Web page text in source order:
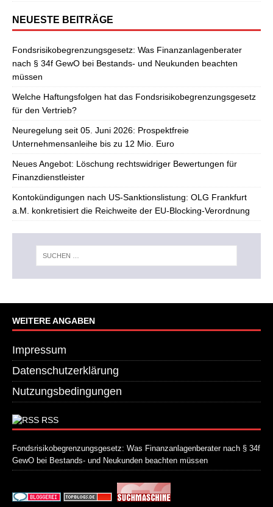
NEUESTE BEITRÄGE
Fondsrisikobegrenzungsgesetz: Was Finanzanlagenberater
nach § 34f GewO bei Bestands- und Neukunden beachten
müssen
Welche Haftungsfolgen hat das Fondsrisikobegrenzungsgesetz
für den Vertrieb?
Neuregelung seit 05. Juni 2026: Prospektfreie
Unternehmensanleihe bis zu 12 Mio. Euro
Neues Angebot: Löschung rechtswidriger Bewertungen für
Finanzdienstleister
Kontokündigungen nach US-Sanktionslistung: OLG Frankfurt
a.M. konkretisiert die Reichweite der EU-Blocking-Verordnung
WEITERE ANGABEN
Impressum
Datenschutzerklärung
Nutzungsbedingungen
RSS
Fondsrisikobegrenzungsgesetz: Was Finanzanlagenberater nach § 34f
GewO bei Bestands- und Neukunden beachten müssen